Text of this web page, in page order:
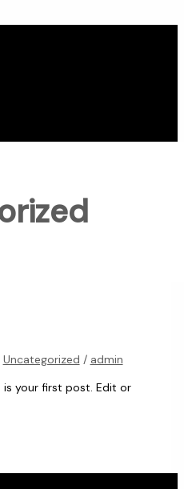
Uncategorized / admin
is your first post. Edit or